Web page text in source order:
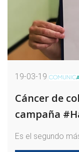
19-03-19
Cáncer de
campaña
Es el segundo